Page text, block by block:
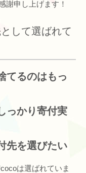
謝申し上げます！
して選ばれて
てるのはもっ
っかり寄付実
先を選びたい
は選ばれていま